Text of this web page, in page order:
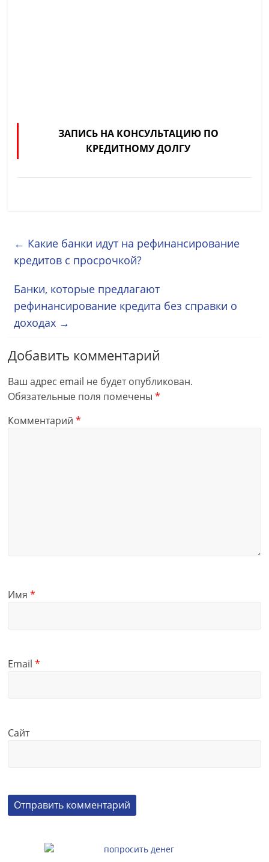
ЗАПИСЬ НА КОНСУЛЬТАЦИЮ ПО
КРЕДИТНОМУ ДОЛГУ
← Какие банки идут на рефинансирование
кредитов с просрочкой?
Банки, которые предлагают
рефинансирование кредита без справки о
доходах →
Добавить комментарий
Ваш адрес email не будет опубликован.
Обязательные поля помечены*
Комментарий*
Имя*
Email*
Сайт